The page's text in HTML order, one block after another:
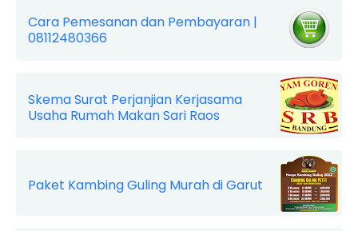
Cara Pemesanan dan Pembayaran |
08112480366
Skema Surat Perjanjian Kerjasama
Usaha Rumah Makan Sari Raos
Paket Kambing Guling Murah di Garut